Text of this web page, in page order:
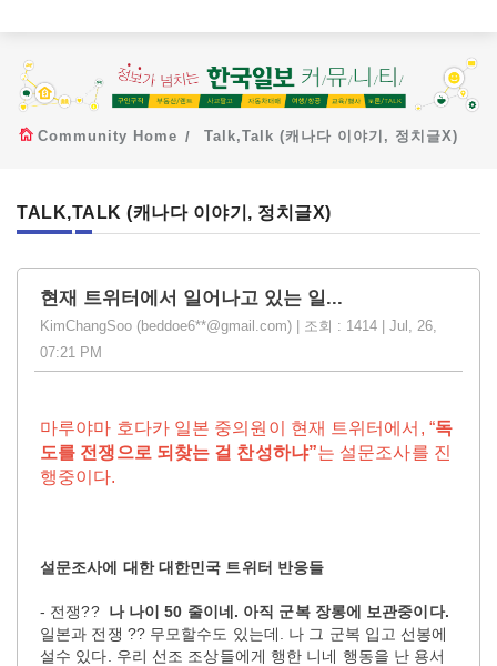
Community Home Talk,Talk (캐나다 이야기, 정치글X)
TALK,TALK (캐나다 이야기, 정치글X)
현재 트위터에서 일어나고 있는 일...
KimChangSoo (beddoe6**@gmail.com) | 조회 : 1414 | Jul, 26,
07:21 PM
마루야마 호다카 일본 중의원이 현재 트위터에서, “독
도를 전쟁으로 되찾는 걸 찬성하냐”는 설문조사를 진
행중이다.
설문조사에 대한 대한민국 트위터 반응들
- 전쟁?? 나 나이 50 줄이네. 아직 군복 장롱에 보관중이다.
일본과 전쟁 ?? 무모할수도 있는데. 나 그 군복 입고 선봉에
설수 있다. 우리 선조 조상들에게 행한 니네 행동을 난 용서